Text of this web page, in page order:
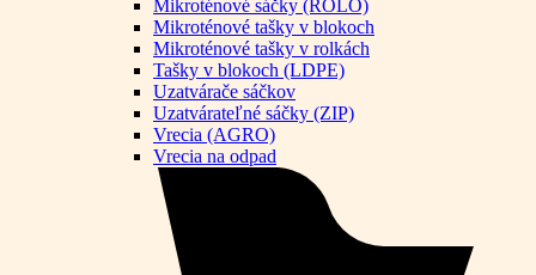
Mikroténové sáčky (ROLO)
Mikroténové tašky v blokoch
Mikroténové tašky v rolkách
Tašky v blokoch (LDPE)
Uzatvárače sáčkov
Uzatvárateľné sáčky (ZIP)
Vrecia (AGRO)
Vrecia na odpad